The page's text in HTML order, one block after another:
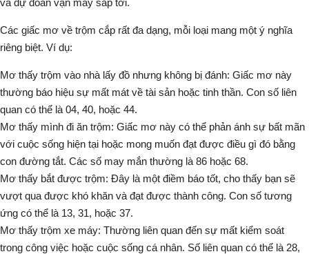
và dự đoán vận may sắp tới.
Các giấc mơ về trộm cắp rất đa dạng, mỗi loại mang một ý nghĩa
riêng biệt. Ví dụ:
Mơ thấy trộm vào nhà lấy đồ nhưng không bị đánh: Giấc mơ này
thường báo hiệu sự mất mát về tài sản hoặc tinh thần. Con số liên
quan có thể là 04, 40, hoặc 44.
Mơ thấy mình đi ăn trộm: Giấc mơ này có thể phản ánh sự bất mãn
với cuộc sống hiện tại hoặc mong muốn đạt được điều gì đó bằng
con đường tắt. Các số may mắn thường là 86 hoặc 68.
Mơ thấy bắt được trộm: Đây là một điềm báo tốt, cho thấy bạn sẽ
vượt qua được khó khăn và đạt được thành công. Con số tương
ứng có thể là 13, 31, hoặc 37.
Mơ thấy trộm xe máy: Thường liên quan đến sự mất kiểm soát
trong công việc hoặc cuộc sống cá nhân. Số liên quan có thể là 28,